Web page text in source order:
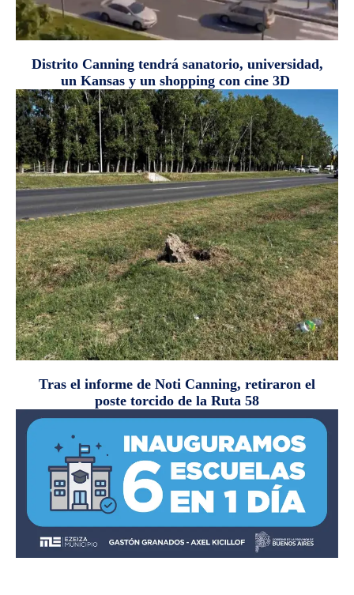
Distrito Canning tendrá sanatorio, universidad,
un Kansas y un shopping con cine 3D
Tras el informe de Noti Canning, retiraron el
poste torcido de la Ruta 58